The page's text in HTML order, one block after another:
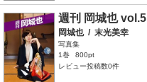
週刊 岡城也 vol.5
岡城也 / 末光美幸
写真集
1巻
800pt
レビュー投稿数0件